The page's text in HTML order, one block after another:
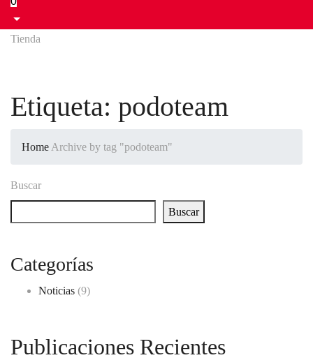
Tienda
Etiqueta: podoteam
Home Archive by tag "podoteam"
Buscar
Buscar
Categorías
Noticias (9)
Publicaciones Recientes